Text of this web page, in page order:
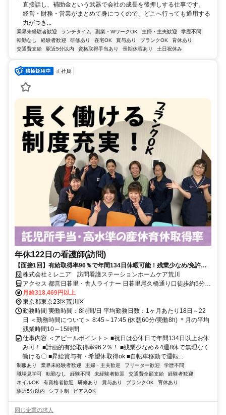
直接話し、補助金という武器で会社の成長を後押しする仕事です。
経営・財務・営業がまとめて身につくので、どこへ行っても通用する
力がつき...
業界未経験者歓迎 ランチタイム 副業・WワークOK 主婦・主夫歓迎
学歴不問
転勤なし
経験者歓迎 研修あり 在宅OK 賞与あり ブランクOK
育休あり
交通費支給
駅近5分以内 資格取得手当あり 長期休暇あり 土日祝休み
正社員
年休122日の看護師(訪問)
【面接1回】有給取得率96％で年間134日休暇可能！残業少なめ/免許不
要、夜勤なし/賞与2回！
株式会社ミレニア 訪問看護ステーションホームケア荒川
アクセス 都営日暮里・舎人ライナー 日暮里尾久橋通り口徒歩約5分、
ＪＲ常磐線 日暮里尾久橋通り口徒歩約5分、ＪＲ京浜東北線 日暮里尾
久橋通り口徒歩約5分 JR山手線日暮里駅徒歩4分 【勤務地】
月給318,469円以上
東京都東京23区荒川区
勤務時間 実働時間：8時間/日 平均勤務日数：1ヶ月あたり18日～22
日 ＜勤務時間について＞ 8:45～17:45 (休憩60分/実働8h) ＊月の平均
残業時間10～15時間
仕事内容 ＜アピールポイント＞ ■祝日は公休日で年間134日以上お休
み可！ ■計画的有給取得率96.2％！ ■残業少なめ＆4週8休で無理なく
働ける〇 ■昇給賞与有・希望休取得ok ■自転車移動で運転...
制服あり 業界未経験者歓迎 主婦・主夫歓迎 フリーター歓迎
学歴不問
職場見学可
転勤なし 経験不問 未経験者歓迎 交通費全額支給
経験者歓迎
ネイルOK
有資格者歓迎 研修あり 賞与あり ブランクOK
育休あり
駅近5分以内
シフト制 ピアスOK
同じ企業の求人